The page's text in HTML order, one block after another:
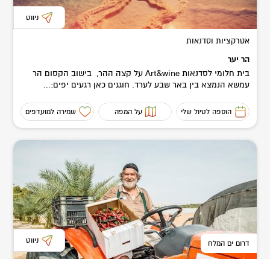
ניווט
אטרקציות וסדנאות
הר יער
בית חלומי לסדנאות Art&wine על קצה ההר, בישוב הקסום הר
עמשא הנמצא בין באר שבע לערד. חוגגים כאן רגעים יפים:...
הוספה לטיול שלי על המפה שמירה למועדפים
דרום ים המלח ניווט